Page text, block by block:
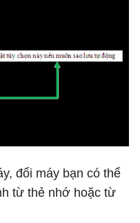
đổi máy bạn có thể
từ thẻ nhớ hoặc từ